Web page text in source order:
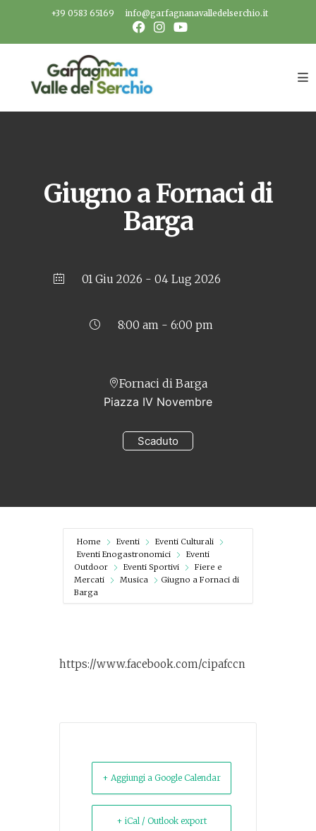
+39 0583 65169 info@garfagnanavalledelserchio.it
Giugno a Fornaci di
Barga
01 Giu 2026 - 04 Lug 2026
Scaduto
8:00 am - 6:00 pm
Fornaci di Barga
Piazza IV Novembre
Home Eventi
Eventi Culturali
Eventi Enogastronomici
Eventi
Outdoor
Eventi Sportivi
Fiere e
Mercati
Musica
Giugno a Fornaci di
Barga
https://www.facebook.com/cipafccn
+ Aggiungi a Google Calendar
+ iCal / Outlook export